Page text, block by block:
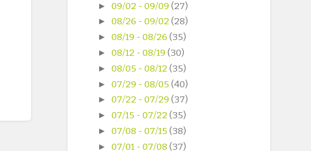
► 09/02 - 09/09 (27)
► 08/26 - 09/02 (28)
► 08/19 - 08/26 (35)
► 08/12 - 08/19 (30)
► 08/05 - 08/12 (35)
► 07/29 - 08/05 (40)
► 07/22 - 07/29 (37)
► 07/15 - 07/22 (35)
► 07/08 - 07/15 (38)
► 07/01 - 07/08 (37)